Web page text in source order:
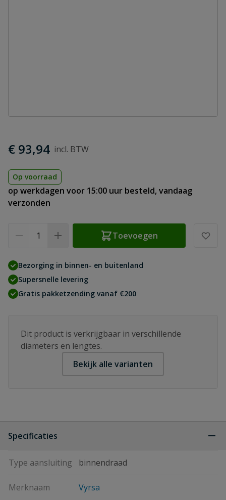
€ 93,94
Op voorraad
op werkdagen voor 15:00 uur besteld, vandaag
verzonden
Toevoegen
Bezorging in binnen- en buitenland
Supersnelle levering
Gratis pakketzending vanaf €200
Dit product is verkrijgbaar in verschillende
diameters en lengtes.
Bekijk alle varianten
Specificaties
Type aansluiting binnendraad
Merknaam Vyrsa